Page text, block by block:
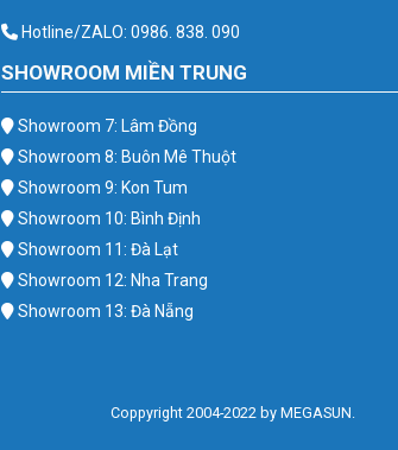
Hotline/ZALO: 0986. 838. 090
SHOWROOM MIỀN TRUNG
Showroom 7: Lâm Đồng
Showroom 8: Buôn Mê Thuột
Showroom 9: Kon Tum
Showroom 10: Bình Định
Showroom 11: Đà Lạt
Showroom 12: Nha Trang
Showroom 13: Đà Nẵng
Coppyright 2004-2022 by MEGASUN.